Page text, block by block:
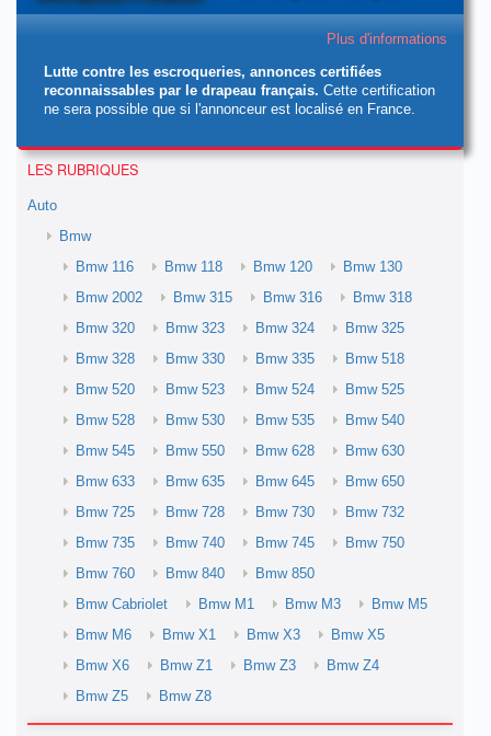
Plus d'informations
Lutte contre les escroqueries, annonces certifiées
reconnaissables par le drapeau français. Cette certification
ne sera possible que si l'annonceur est localisé en France.
LES RUBRIQUES
Auto
Bmw
Bmw 116
Bmw 118 Bmw 120
Bmw 130
Bmw 2002
Bmw 315 Bmw 316
Bmw 318
Bmw 320
Bmw 323 Bmw 324
Bmw 325
Bmw 328
Bmw 330 Bmw 335
Bmw 518
Bmw 520
Bmw 523 Bmw 524
Bmw 525
Bmw 528
Bmw 530 Bmw 535
Bmw 540
Bmw 545
Bmw 550 Bmw 628
Bmw 630
Bmw 633
Bmw 635 Bmw 645
Bmw 650
Bmw 725
Bmw 728 Bmw 730
Bmw 732
Bmw 735
Bmw 740 Bmw 745
Bmw 750
Bmw 760
Bmw 840
Bmw 850
Bmw Cabriolet
Bmw M1 Bmw M3
Bmw M5
Bmw M6
Bmw X1 Bmw X3
Bmw X5
Bmw X6
Bmw Z1 Bmw Z3
Bmw Z4
Bmw Z5
Bmw Z8